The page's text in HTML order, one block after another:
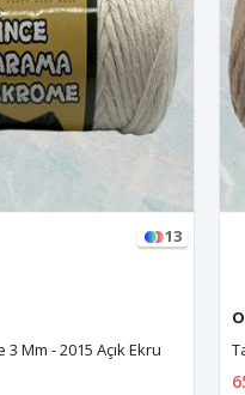
13
Mm - 2015 Açık Ekru